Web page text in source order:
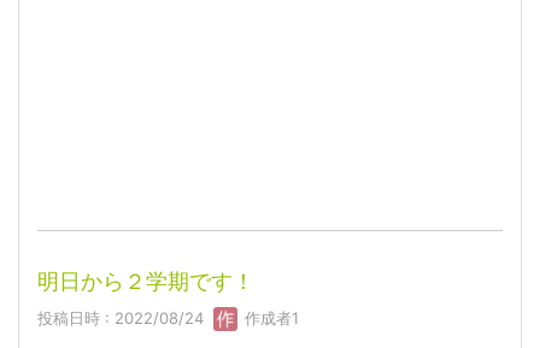
明日から２学期です！
投稿日時 : 2022/08/24 作成者1